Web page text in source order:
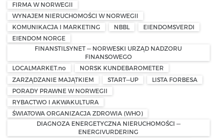
FIRMA W NORWEGII
WYNAJEM NIERUCHOMOŚCI W NORWEGII
KOMUNIKACJA I MARKETING
NBBL
EIENDOMSVERDI
EIENDOM NORGE
FINANSTILSYNET — NORWESKI URZĄD NADZORU
FINANSOWEGO
LOCALMARKET.no
NORSK KUNDEBAROMETER
ZARZĄDZANIE MAJĄTKIEM
START—UP
LISTA FORBESA
PORADY PRAWNE W NORWEGII
RYBACTWO I AKWAKULTURA
ŚWIATOWA ORGANIZACJA ZDROWIA (WHO)
DIAGNOZA ENERGETYCZNA NIERUCHOMOŚCI —
ENERGIVURDERING